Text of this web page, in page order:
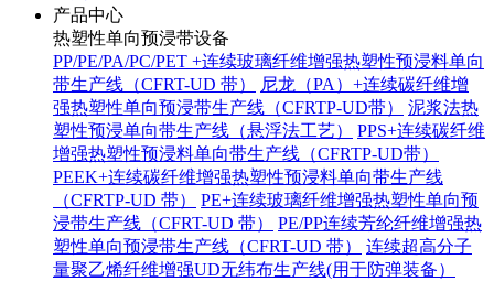
产品中心
热塑性单向预浸带设备
PP/PE/PA/PC/PET +连续玻璃纤维增强热塑性预浸料单向
带生产线（CFRT-UD 带）
尼龙（PA）+连续碳纤维增
强热塑性单向预浸带生产线（CFRTP-UD带）
泥浆法热
塑性预浸单向带生产线（悬浮法工艺）
PPS+连续碳纤维
增强热塑性预浸料单向带生产线（CFRTP-UD带）
PEEK+连续碳纤维增强热塑性预浸料单向带生产线
（CFRTP-UD 带）
PE+连续玻璃纤维增强热塑性单向预
浸带生产线（CFRT-UD 带）
PE/PP连续芳纶纤维增强热
塑性单向预浸带生产线（CFRT-UD 带）
连续超高分子
量聚乙烯纤维增强UD无纬布生产线(用于防弹装备）